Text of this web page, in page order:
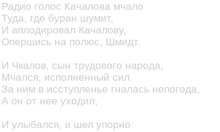
Радио голос Качалова мчало
Туда, где буран шумит,
И аплодировал Качалову,
Опершись на полюс, Шмидт.
И Чкалов, сын трудового народа,
Мчался, исполненный сил.
За ним в исступленье гналась непогода,
А он от нее уходил,
И улыбался, и шел упорно